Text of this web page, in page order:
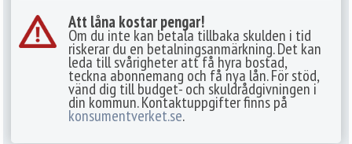
Att låna kostar pengar!
Om du inte kan betala tillbaka skulden i tid
riskerar du en betalningsanmärkning. Det kan
leda till svårigheter att få hyra bostad,
teckna abonnemang och få nya lån. För stöd,
vänd dig till budget- och skuldrådgivningen i
din kommun. Kontaktuppgifter finns på
konsumentverket.se.